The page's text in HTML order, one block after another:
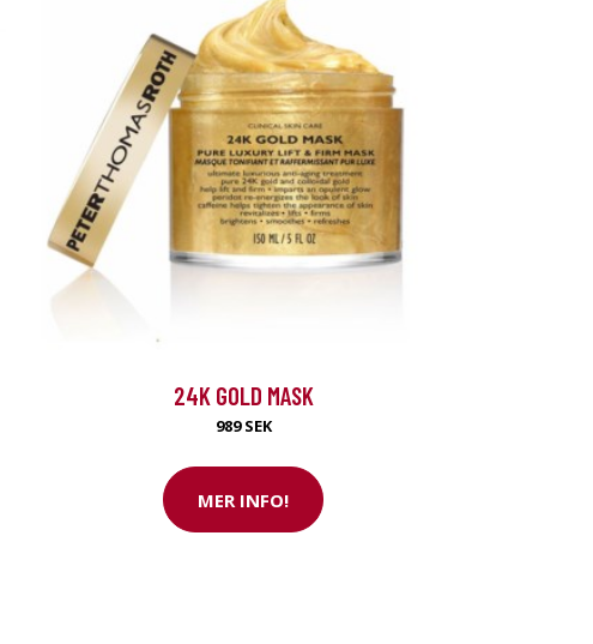
24K GOLD MASK
989 SEK
MER INFO!